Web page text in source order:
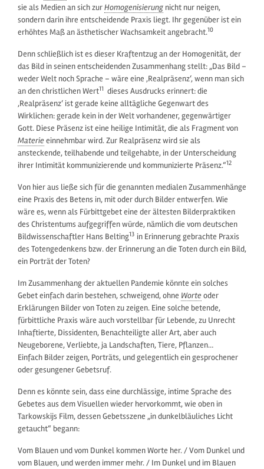
sie als Medien an sich zurHomogenisierung nicht nur neigen,
sondern darin ihre entscheidende Praxis liegt. Ihr gegenüber ist ein
erhöhtes Maß an ästhetischer Wachsamkeit angebracht.10
Denn schließlich ist es dieser Kraftentzug an der Homogenität, der
das Bild in seinen entscheidenden Zusammenhang stellt: „Das Bild –
weder Welt noch Sprache – wäre eine ‚Realpräsenz‘, wenn man sich
an den christlichen Wert11 dieses Ausdrucks erinnert: die
‚Realpräsenz‘ ist gerade keine alltägliche Gegenwart des
Wirklichen: gerade kein in der Welt vorhandener, gegenwärtiger
Gott. Diese Präsenz ist eine heilige Intimität, die als Fragment von
Materieeinnehmbar wird. Zur Realpräsenz wird sie als
ansteckende, teilhabende und teilgehabte, in der Unterscheidung
ihrer Intimität kommunizierende und kommunizierte Präsenz.“12
Von hier aus ließe sich für die genannten medialen Zusammenhänge
eine Praxis des Betens in, mit oder durch Bilder entwerfen. Wie
wäre es, wenn als Fürbittgebet eine der ältesten Bilderpraktiken
des Christentums aufgegriffen würde, nämlich die vom deutschen
Bildwissenschaftler Hans Belting13 in Erinnerung gebrachte Praxis
des Totengedenkens bzw. der Erinnerung an die Toten durch ein Bild,
ein Porträt der Toten?
Im Zusammenhang der aktuellen Pandemie könnte ein solches
Gebet einfach darin bestehen, schweigend, ohne Worteoder
Erklärungen Bilder von Toten zu zeigen. Eine solche betende,
fürbittliche Praxis wäre auch vorstellbar für Lebende, zu Unrecht
Inhaftierte, Dissidenten, Benachteiligte aller Art, aber auch
Neugeborene, Verliebte, ja Landschaften, Tiere, Pflanzen…
Einfach Bilder zeigen, Porträts, und gelegentlich ein gesprochener
oder gesungener Gebetsruf.
Denn es könnte sein, dass eine durchlässige, intime Sprache des
Gebetes aus dem Visuellen wieder hervorkommt, wie oben in
Tarkowskijs Film, dessen Gebetsszene „in dunkelbläuliches Licht
getaucht“ begann:
Vom Blauen und vom Dunkel kommen Worte her. / Vom Dunkel und
vom Blauen, und werden immer mehr. / Im Dunkel und im Blauen